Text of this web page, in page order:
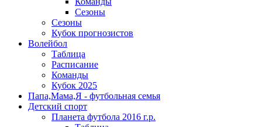
Сезоны
Сезоны
Кубок прогнозистов
Волейбол
Таблица
Расписание
Команды
Кубок 2025
Папа,Мама,Я - футбольная семья
Детский спорт
Планета футбола 2016 г.р.